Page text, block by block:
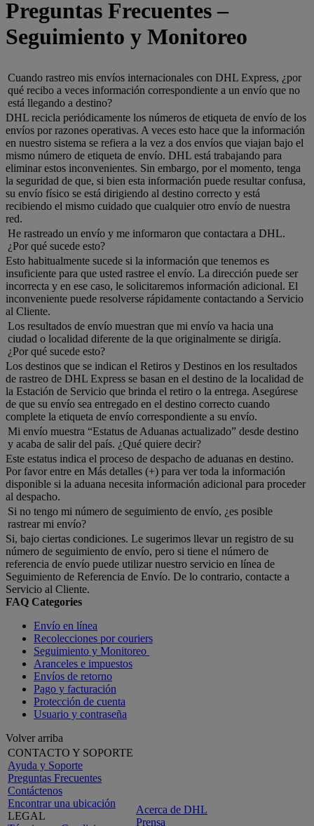
Preguntas Frecuentes –
Seguimiento y Monitoreo
Cuando rastreo mis envíos internacionales con DHL Express, ¿por
qué recibo a veces información correspondiente a un envío que no
está llegando a destino?
DHL recicla periódicamente los números de etiqueta de envío de los
envíos por razones operativas. A veces esto hace que la información
en nuestro sistema se refiera a la vez a dos envíos que viajan bajo el
mismo número de etiqueta de envío. DHL está trabajando para
eliminar estos inconvenientes. Sin embargo, por el momento, tenga
la seguridad de que, si bien esta información puede resultar confusa,
su envío físico se está dirigiendo al destino correcto y está
recibiendo el mismo cuidado que cualquier otro envío de nuestra
red.
He rastreado un envío y me informaron que contactara a DHL.
¿Por qué sucede esto?
Esto habitualmente sucede si la información que tenemos es
insuficiente para que usted rastree el envío. La dirección puede ser
incorrecta y en ese caso, le solicitaremos información adicional. El
inconveniente puede resolverse rápidamente contactando a Servicio
al Cliente.
Los resultados de envío muestran que mi envío va hacia una
ciudad o localidad diferente de la que originalmente se dirigía.
¿Por qué sucede esto?
Los destinos que se indican el Retiros y Destinos en los resultados
de rastreo de DHL Express se basan en el destino de la localidad de
la Estación de Servicio que brinda el retiro o la entrega. Asegúrese
de que su envío sea entregado en el destino correcto cuando
complete la etiqueta de envío correspondiente a su envío.
Mi envío muestra “Estatus de Aduanas actualizado” desde destino
y acaba de salir del país. ¿Qué quiere decir?
Este estatus indica el proceso de despacho de aduanas en destino.
Por favor entre en Más detalles (+) para ver toda la información
disponible si la aduana necesita información adicional para proceder
al despacho.
Si no tengo mi número de seguimiento de envío, ¿es posible
rastrear mi envío?
Si, bajo ciertas condiciones. Le sugerimos llevar un registro de su
número de seguimiento de envío, pero si tiene el número de
referencia de envío puede utilizar nuestro servicio en línea de
Seguimiento de Referencia de Envío. De lo contrario, contacte a
Servicio al Cliente.
FAQ Categories
Envío en línea
Recolecciones por couriers
Seguimiento y Monitoreo
Aranceles e impuestos
Envíos de retorno
Pago y facturación
Protección de cuenta
Usuario y contraseña
Volver arriba
CONTACTO Y SOPORTE
Ayuda y Soporte
Preguntas Frecuentes
Contáctenos
Encontrar una ubicación
LEGAL
Acerca de DHL
Prensa